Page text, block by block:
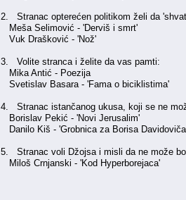
2. Stranac opterećen politikom želi da
Meša Selimović - 'Derviš i smrt'
Vuk Drašković - 'Nož'
3. Volite stranca i želite da vas pamti:
Mika Antić - Poezija
Svetislav Basara - 'Fama o biciklistima'
4. Stranac istančanog ukusa, koji se ne
Borislav Pekić - 'Novi Jerusalim'
Danilo Kiš - 'Grobnica za Borisa
5. Stranac voli Džojsa i misli da ne može
Miloš Crnjanski - 'Kod Hyperborejaca'